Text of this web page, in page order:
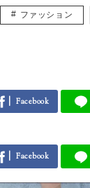
ファッション
Facebook
Facebook